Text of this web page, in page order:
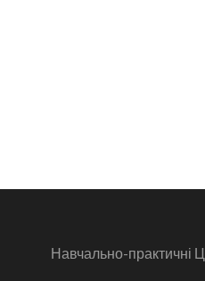
Навчально-практичні